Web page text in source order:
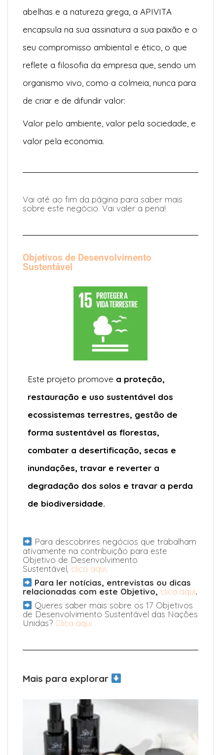
abelhas e a natureza grega, a APIVITA
encapsula na sua assinatura a sua paixão e o
seu compromisso ambiental e ético, o que
reflete a filosofia da empresa que, sendo um
organismo vivo, como a colmeia, nunca para
de criar e de difundir valor:
Valor pelo ambiente, valor pela sociedade, e
valor pela economia.
Vai até ao fim da página para saber mais
sobre este negócio. Vai valer a pena!
Objetivos de Desenvolvimento
Sustentável
Este projeto promove a proteção,
restauração e uso sustentável dos
ecossistemas terrestres, gestão de
forma sustentável as florestas,
combater a desertificação, secas e
inundações, travar e reverter a
degradação dos solos e travar a perda
de biodiversidade.
Para descobrires negócios que trabalham
ativamente na contribuição para este
Objetivo de Desenvolvimento
Sustentável, clica aqui
Para ler notícias, entrevistas ou dicas
relacionadas com este Objetivo, clica aqui.
Queres saber mais sobre os 17 Objetivos
de Desenvolvimento Sustentável das Nações
Unidas? Clica aqui
Mais para explorar